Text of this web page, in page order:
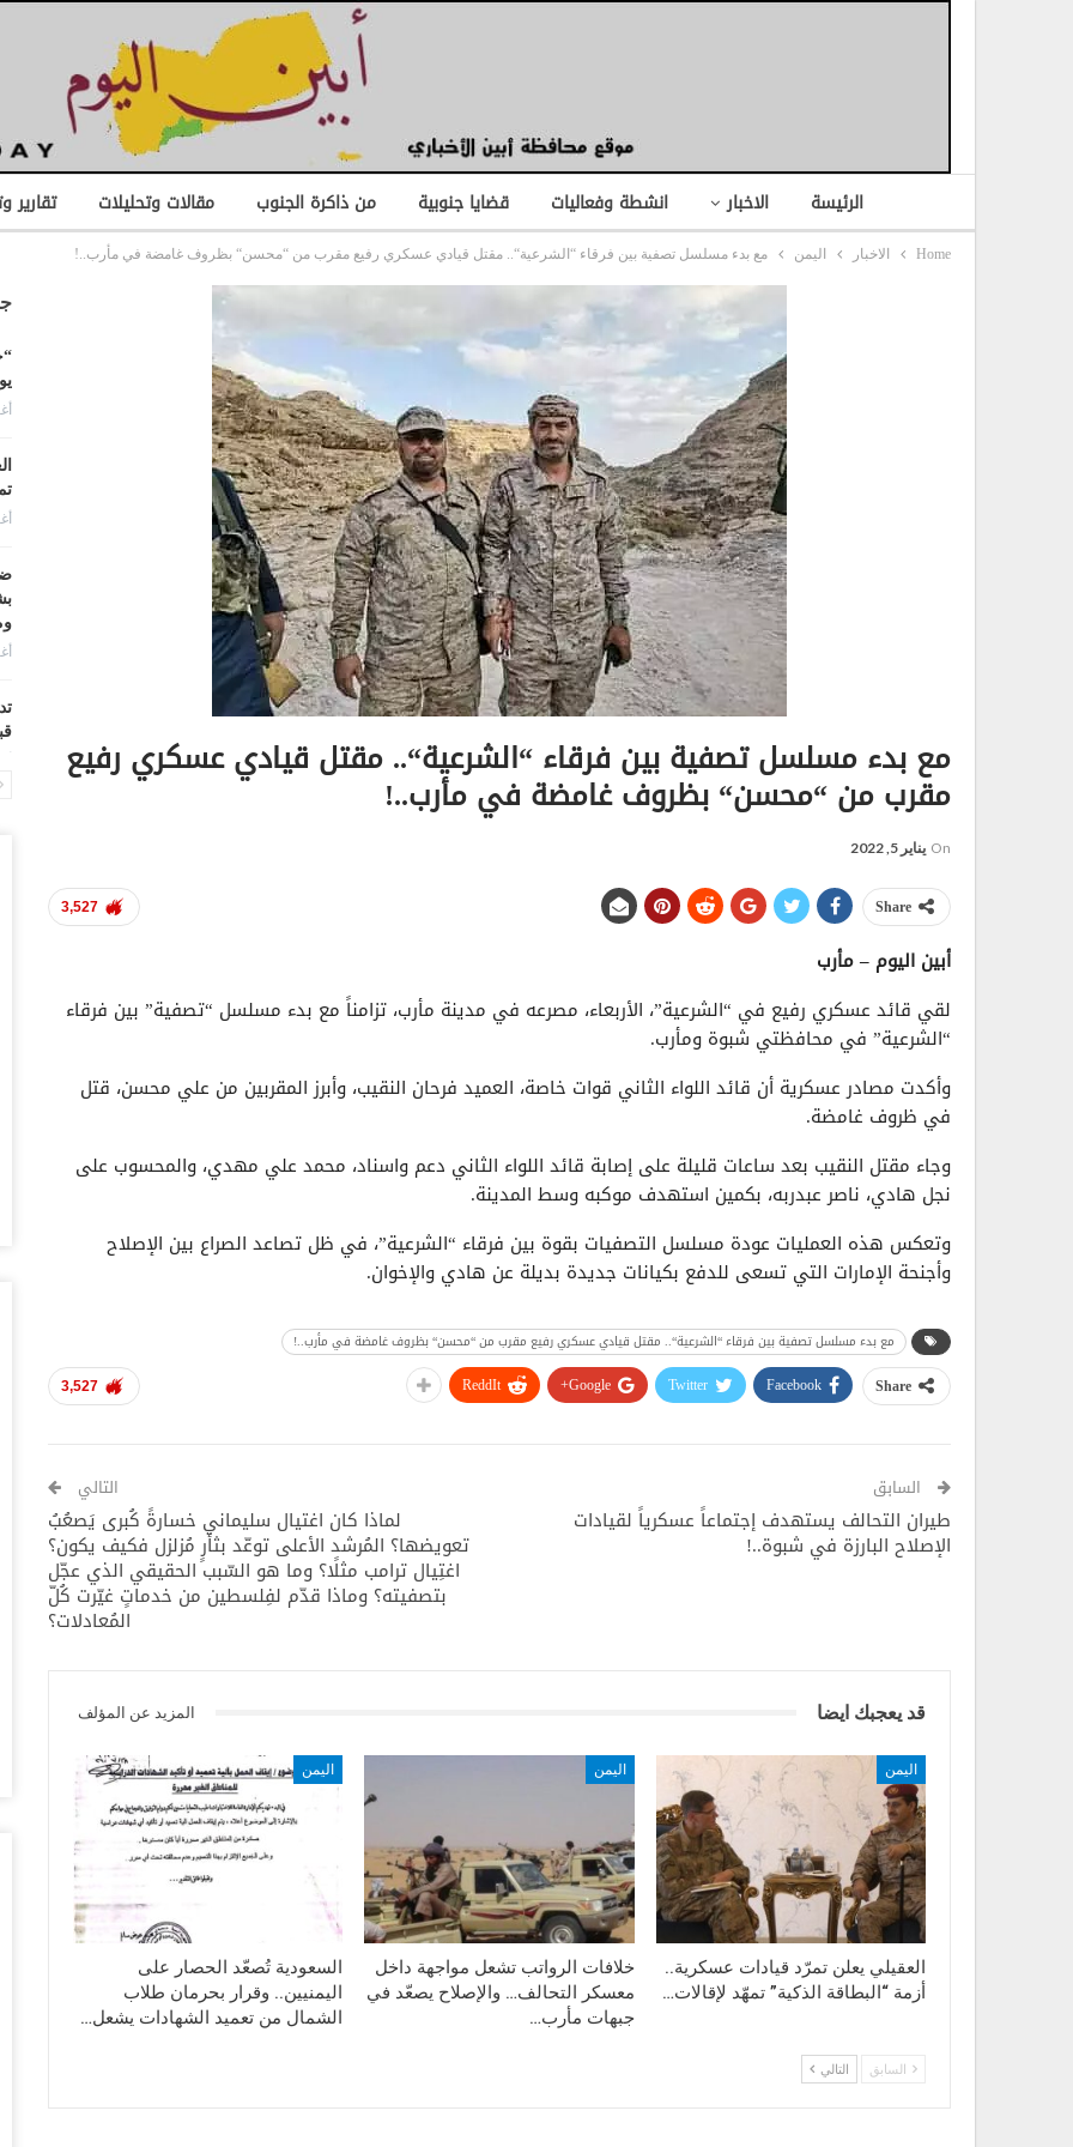
الرئيسة الاخبار انشطة وفعاليات قضايا جنوبية من ذاكرة الجنوب مقالات وتحليلات تقارير
Home الاخبار اليمن مع بدء مسلسل تصفية بين فرقاء “الشرعية“.. مقتل قيادي عسكري رفيع مقرب من “محسن“ بظروف غامضة في مأرب..!
مع بدء مسلسل تصفية بين فرقاء “الشرعية“.. مقتل قيادي عسكري رفيع
مقرب من “محسن“ بظروف غامضة في مأرب..!
On يناير 5, 2022
3,527 Share
أبين اليوم – مأرب
لقي قائد عسكري رفيع في “الشرعية”، الأربعاء، مصرعه في مدينة مأرب، تزامناً مع بدء مسلسل “تصفية” بين فرقاء
“الشرعية” في محافظتي شبوة ومأرب.
وأكدت مصادر عسكرية أن قائد اللواء الثاني قوات خاصة، العميد فرحان النقيب، وأبرز المقربين من علي محسن، قتل
في ظروف غامضة.
وجاء مقتل النقيب بعد ساعات قليلة على إصابة قائد اللواء الثاني دعم واسناد، محمد علي مهدي، والمحسوب على
نجل هادي، ناصر عبدربه، بكمين استهدف موكبه وسط المدينة.
وتعكس هذه العمليات عودة مسلسل التصفيات بقوة بين فرقاء “الشرعية”، في ظل تصاعد الصراع بين الإصلاح
وأجنحة الإمارات التي تسعى للدفع بكيانات جديدة بديلة عن هادي والإخوان.
مع بدء مسلسل تصفية بين فرقاء “الشرعية“.. مقتل قيادي عسكري رفيع مقرب من “محسن“ بظروف غامضة في مأرب..!
3,527 Share
Facebook
Twitter
Google+
ReddIt
السابق
طيران التحالف يستهدف إجتماعاً عسكرياً لقيادات
الإصلاح البارزة في شبوة..!
التالي
لماذا كان اغتيال سليماني خسارةً كُبرى يَصعُبُ
تعويضها؟ المُرشد الأعلى توعّد بثأرٍ مُزلزل فكيف يكون؟
اغتِيال ترامب مثلًا؟ وما هو السّبب الحقيقي الذي عجّل
بتصفيته؟ وماذا قدّم لفِلسطين من خدماتٍ غيّرت كُلّ
المُعادلات؟
قد يعجبك ايضا المزيد عن المؤلف
اليمن
العقيلي يعلن تمرّد قيادات عسكرية..
أزمة “البطاقة الذكية” تمهّد لإقالات…
اليمن
خلافات الرواتب تشعل مواجهة داخل
معسكر التحالف… والإصلاح يصعّد في
جبهات مأرب…
اليمن
السعودية تُصعّد الحصار على
اليمنيين.. وقرار بحرمان طلاب
الشمال من تعميد الشهادات يشعل…
السابق التالي
وبيع